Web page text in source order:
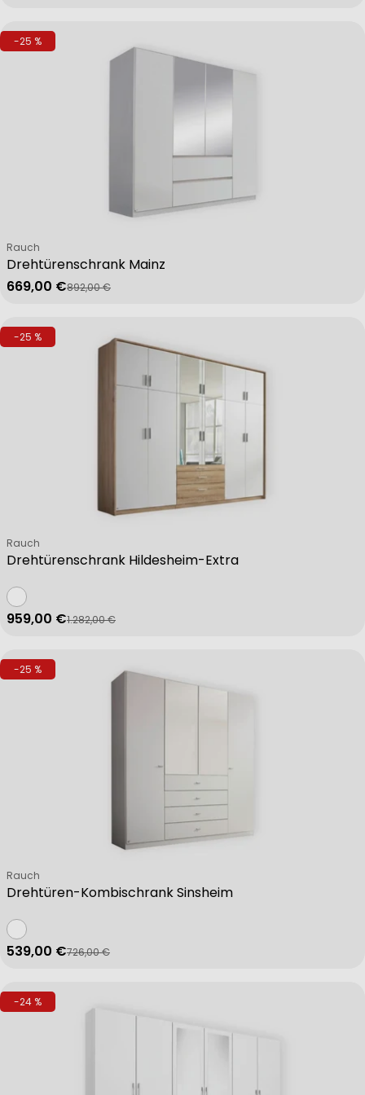
-25 %
Drehtürenschrank Mainz
Verkäufer:
Rauch
Verkaufspreis
669,00 €
Regulärer Preis
892,00 €
-25 %
Drehtürenschrank Hildesheim-Extra
Verkäufer:
Rauch
Verkaufspreis
959,00 €
Regulärer Preis
1.282,00 €
-25 %
Drehtüren-Kombischrank Sinsheim
Verkäufer:
Rauch
Verkaufspreis
539,00 €
Regulärer Preis
726,00 €
-24 %